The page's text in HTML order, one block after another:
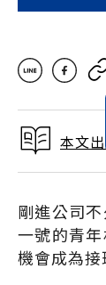
本文
剛進公司
一號的青
機會成為接